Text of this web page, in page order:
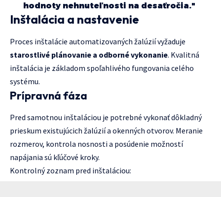
hodnoty nehnuteľnosti na desaťročia."
Inštalácia a nastavenie
Proces inštalácie automatizovaných žalúzií vyžaduje
starostlivé plánovanie a odborné vykonanie. Kvalitná
inštalácia je základom spoľahlivého fungovania celého
systému.
Prípravná fáza
Pred samotnou inštaláciou je potrebné vykonať dôkladný
prieskum existujúcich žalúzií a okenných otvorov. Meranie
rozmerov, kontrola nosnosti a posúdenie možností
napájania sú kľúčové kroky.
Kontrolný zoznam pred inštaláciou: